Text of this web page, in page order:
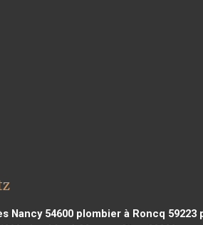
Nancy 54600plombier à Roncq 59223